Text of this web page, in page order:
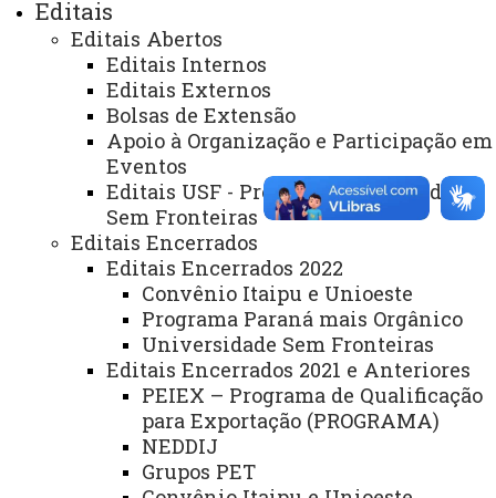
Editais
Editais Abertos
Editais Internos
Editais Externos
Bolsas de Extensão
Apoio à Organização e Participação em
Eventos
Editais USF - Programa Universidade
Sem Fronteiras
Editais Encerrados
Editais Encerrados 2022
Convênio Itaipu e Unioeste
Programa Paraná mais Orgânico
Universidade Sem Fronteiras
Editais Encerrados 2021 e Anteriores
PEIEX – Programa de Qualificação
para Exportação (PROGRAMA)
NEDDIJ
Grupos PET
Telefones
Secretaria Geral
Gabinete Reitoria
Secretaria dos Conselhos Superiores
PRÓ-REITORIAS
Administração e Finanças
Pesquisa/Pós Graduação